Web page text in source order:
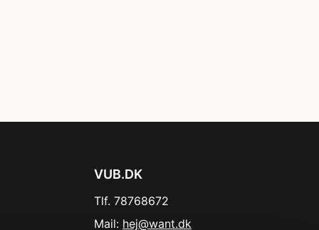
VUB.DK
Tlf. 78768672
Mail: hej@want.dk